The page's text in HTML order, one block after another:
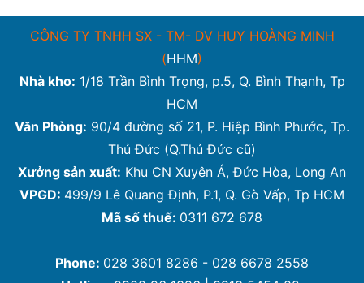
CÔNG TY TNHH SX - TM- DV HUY HOÀNG MINH
(HHM)
Nhà kho: 1/18 Trần Bình Trọng, p.5, Q. Bình Thạnh, Tp
HCM
Văn Phòng: 90/4 đường số 21, P. Hiệp Bình Phước, Tp.
Thủ Đức (Q.Thủ Đức cũ)
Xưởng sản xuất: Khu CN Xuyên Á, Đức Hòa, Long An
VPGD: 499/9 Lê Quang Định, P.1, Q. Gò Vấp, Tp HCM
Mã số thuế: 0311 672 678
Phone: 028 3601 8286 - 028 6678 2558